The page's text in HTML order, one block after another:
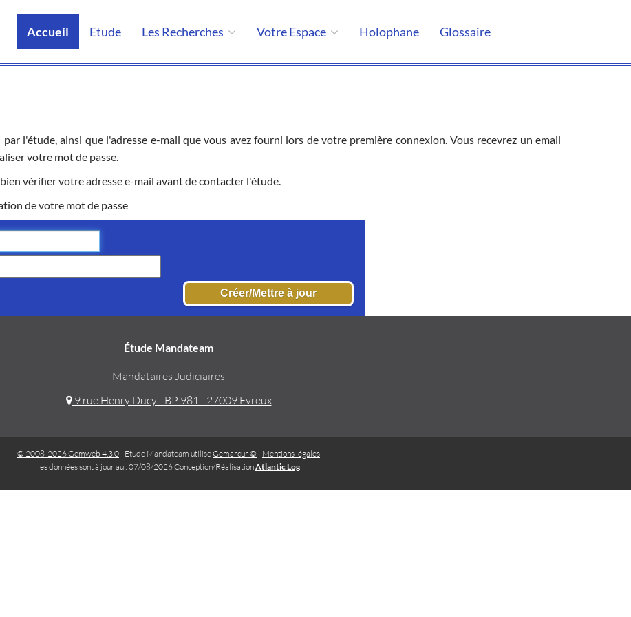
Accueil Etude Les Recherches Votre Espace Holophane Glossaire
l'étude, ainsi que l'adresse e-mail que vous avez fourni lors de votre première connexion. Vous recevrez un email
votre mot de passe.
vérifier votre adresse e-mail avant de contacter l'étude.
de votre mot de passe
Étude Mandateam
Mandataires Judiciaires
9 rue Henry Ducy - BP 981 - 27009 Evreux
© 2008-2026 Gemweb 4.3.0- Étude Mandateam utiliseGemarcur © - Mentions légales
les données sont à jour au : 07/08/2026 Conception/RéalisationAtlantic Log